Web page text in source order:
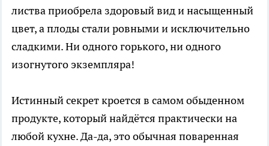
листва приобрела здоровый вид и насыщенный
цвет, а плоды стали ровными и исключительно
сладкими. Ни одного горького, ни одного
изогнутого экземпляра!
Истинный секрет кроется в самом обыденном
продукте, который найдётся практически на
любой кухне. Да-да, это обычная поваренная